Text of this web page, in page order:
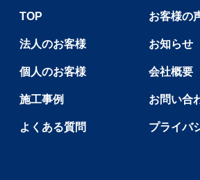
TOP
よくある質問
お知らせ
法人のお客様
お客様の
会社概要
個人のお客様
お問い合
施工事例
プライバ